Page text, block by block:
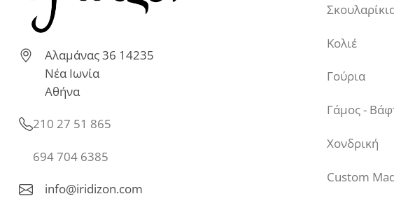
Αλαμάνας 36 14235
Νέα Ιωνία
Αθήνα
210 27 51 865
694 704 6385
info@iridizon.com
Κολιέ
Γούρια
Γάμος -
Χονδρική
Custom